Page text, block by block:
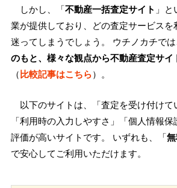
しかし、「不動産一括査定サイト 」
業が提供しており、どの査定サービス
迷ってしまうでしょう。 ウチノカチでは
のもと、様々な観点から不動産査定サイ
（比較記事はこちら）。
以下のサイトは、「査定を受け付けて
「利用時の入力しやすさ」「個人情報
評価が高いサイトです。 いずれも、「
で安心してご利用いただけます。